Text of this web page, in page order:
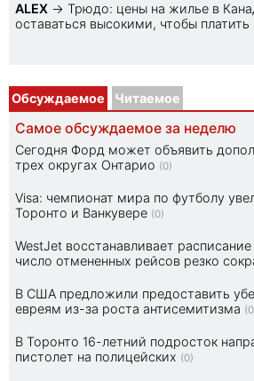
ALEX → Трюдо: цены на жилье в
оставаться высокими, чтобы
Обсуждаемое Читаемое
Самое обсуждаемое за неделю
Сегодня Форд может объявить
трех округах Онтарио (0)
Visa: чемпионат мира по футболу
Торонто и Ванкувере (0)
WestJet восстанавливает
число отмененных рейсов резко
В США предложили предоставить
евреям из-за роста антисемитизма
В Торонто 16-летний подросток
пистолет на полицейских (0)